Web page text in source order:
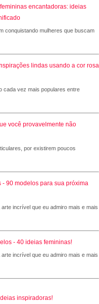
encantadoras: ideias
conquistando mulheres que buscam
lindas usando a cor rosa
cada vez mais populares entre
você provavelmente não
por existirem poucos
- 90 modelos para sua próxima
incrível que eu admiro mais e mais
- 40 ideias femininas!
incrível que eu admiro mais e mais
inspiradoras!